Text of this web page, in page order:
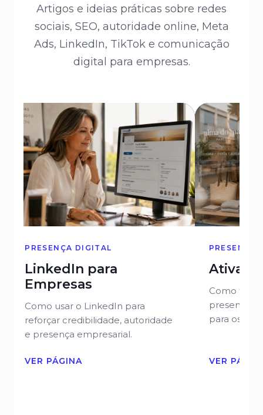
Artigos e ideias práticas sobre redes
sociais, SEO, autoridade online, Meta
Ads, LinkedIn, TikTok e comunicação
digital para empresas.
PRESENÇA DIGITAL
LinkedIn para
Empresas
Como usar o LinkedIn para
reforçar credibilidade, autoridade
e presença empresarial.
VER PÁGINA
PRESENÇA
Como
presente,
para os
VER